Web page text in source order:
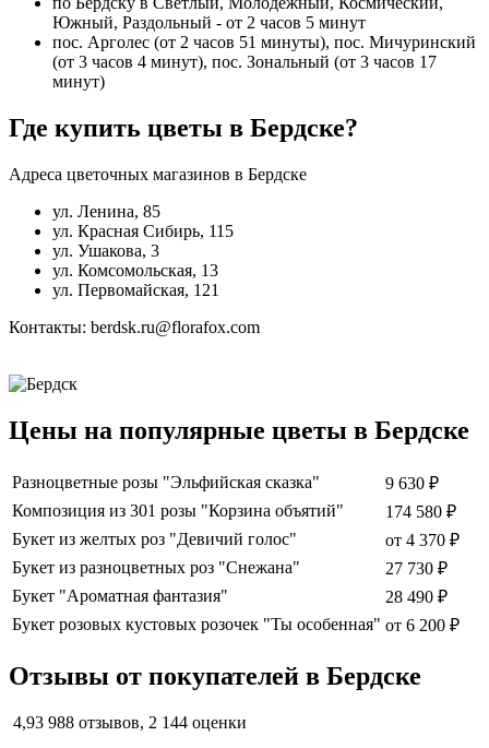
Южный, Раздольный - от 2 часов 5 минут
пос. Арголес (от 2 часов 51 минуты), пос. Мичуринский
(от 3 часов 4 минут), пос. Зональный (от 3 часов 17
минут)
Где купить цветы в Бердске?
Адреса цветочных магазинов в Бердске
ул. Ленина, 85
ул. Красная Сибирь, 115
ул. Ушакова, 3
ул. Комсомольская, 13
ул. Первомайская, 121
Контакты: berdsk.ru@florafox.com
Цены на популярные цветы в Бердске
Разноцветные розы "Эльфийская сказка"
9 630 ₽
Композиция из 301 розы "Корзина объятий"
174 580 ₽
Букет из желтых роз "Девичий голос"
от 4 370 ₽
Букет из разноцветных роз "Снежана"
27 730 ₽
Букет "Ароматная фантазия"
28 490 ₽
Букет розовых кустовых розочек "Ты особенная" от 6 200 ₽
Отзывы от покупателей в Бердске
4,93 988 отзывов, 2 144 оценки